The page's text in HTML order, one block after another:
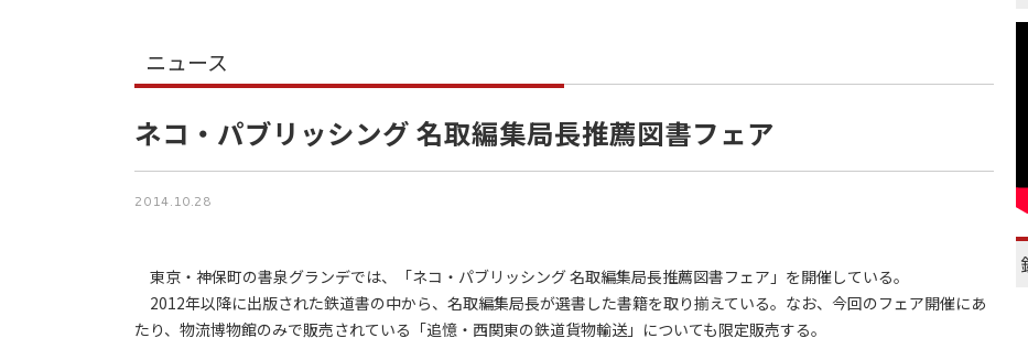
ニュース
ネコ・パブリッシング 名取編集局長推薦図書フェア
2014.10.28
東京・神保町の書泉グランデでは、「ネコ・パブリッシング 名取編集局長推薦図書フェア」を開催している。
2012年以降に出版された鉄道書の中から、名取編集局長が選書した書籍を取り揃えている。なお、今回のフェア開催にあ
たり、物流博物館のみで販売されている「追憶・西関東の鉄道貨物輸送」についても限定販売する。